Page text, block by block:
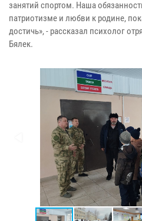
занятий спортом. Наша
патриотизме и любви к родине,
достичь», - рассказал психолог
Бялек.